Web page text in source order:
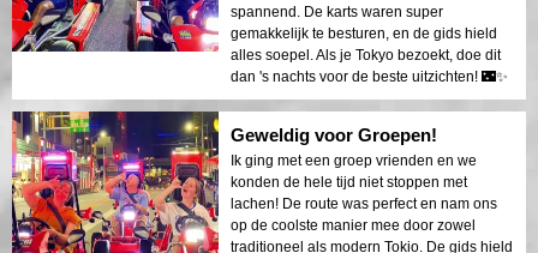
spannend. De karts waren super
gemakkelijk te besturen, en de gids hield
alles soepel. Als je Tokyo bezoekt, doe dit
dan 's nachts voor de beste uitzichten! 🌃✨
Geweldig voor Groepen!
Ik ging met een groep vrienden en we
konden de hele tijd niet stoppen met
lachen! De route was perfect en nam ons
op de coolste manier mee door zowel
traditioneel als modern Tokio. De gids hield